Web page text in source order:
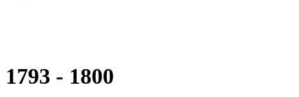
1793 - 1800